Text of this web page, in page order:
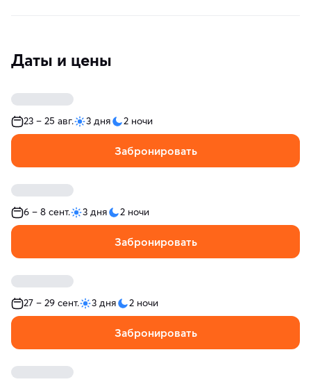
Даты и цены
23 – 25 авг. 3 дня 2 ночи
Забронировать
6 – 8 сент. 3 дня 2 ночи
Забронировать
27 – 29 сент. 3 дня 2 ночи
Забронировать